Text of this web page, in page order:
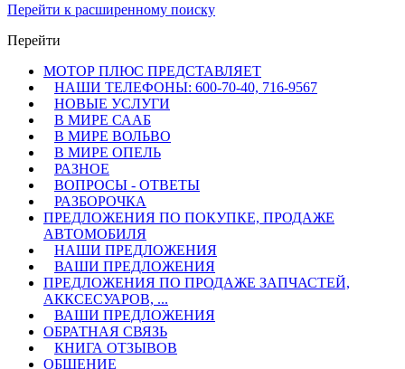
Перейти к расширенному поиску
Перейти
МОТОР ПЛЮС ПРЕДСТАВЛЯЕТ
НАШИ ТЕЛЕФОНЫ: 600-70-40, 716-9567
НОВЫЕ УСЛУГИ
В МИРЕ СААБ
В МИРЕ ВОЛЬВО
В МИРЕ ОПЕЛЬ
РАЗНОЕ
ВОПРОСЫ - ОТВЕТЫ
РАЗБОРОЧКА
ПРЕДЛОЖЕНИЯ ПО ПОКУПКЕ, ПРОДАЖЕ
АВТОМОБИЛЯ
НАШИ ПРЕДЛОЖЕНИЯ
ВАШИ ПРЕДЛОЖЕНИЯ
ПРЕДЛОЖЕНИЯ ПО ПРОДАЖЕ ЗАПЧАСТЕЙ,
АККСЕСУАРОВ, ...
ВАШИ ПРЕДЛОЖЕНИЯ
ОБРАТНАЯ СВЯЗЬ
КНИГА ОТЗЫВОВ
ОБЩЕНИЕ